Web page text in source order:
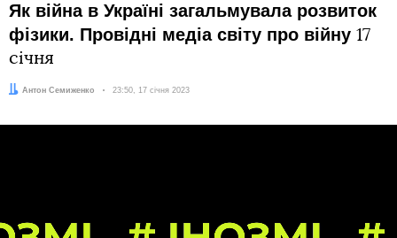
Як війна в Україні загальмувала розвиток
фізики. Провідні медіа світу про війну 17
січня
Автор:
Антон Семиженко Дата:
23:50, 17 січня 2023